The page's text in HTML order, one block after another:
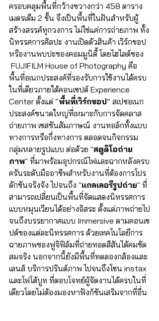
ครอบคลุมพื้นที่กว้างขวางกว่า 458 ตาราง
เมตรเต็ม 2 ชั้น จึงเป็นพื้นที่ในฝันสำหรับผู้
สร้างสรรค์ทุกวงการ ไม่ใช่แค่การถ่ายภาพ ทั้ง
นิทรรศการศิลปะ งานเปิดตัวสินค้า เวิร์กชอป
หรืองานพบปะของคอมมูนิตี้ โดยไฮไลต์ของ
FUJIFILM House of Photography คือ
พื้นที่อเนกประสงค์ที่รองรับการใช้งานได้ครบ
ในที่เดียวภายใต้คอนเซปต์ Experience
Center ตั้งแต่ “พื้นที่เวิร์กชอป” สเปซอเนก
ประสงค์ขนาดใหญ่ที่เหมาะกับการจัดคลาส
ถ่ายภาพ เซสชันสัมภาษณ์ งานทอล์กทั้งแบบ
ทางการหรือกึ่งทางการ ตลอดจนกิจกรรม
กลุ่มหลายรูปแบบ ต่อด้วย "สตูดิโอถ่าย
ภาพ" ที่มาพร้อมอุปกรณ์ไฟและฉากหลังครบ
ครันระดับมืออาชีพสำหรับงานที่ต้องการโปร
ดักชันจริงจัง ไปจนถึง "แกลเลอรีรูปถ่าย" ที่
สามารถเปลี่ยนเป็นพื้นที่จัดแสดงนิทรรศการ
แบบหมุนเวียนได้อย่างอิสระ ตั้งแต่ภาพถ่ายไป
จนถึงบรรยากาศแบบ Immersive ตามคอนเซ
ปต์ของแต่ละนิทรรศการ ด้วยเทคโนโลยีการ
ฉายภาพของฟูจิฟิล์มที่ถ่ายทอดสีสันได้คมชัด
สมจริง นอกจากนี้ยังมีพื้นที่ทดลองกล้องและ
เลนส์ บริการปรินต์ภาพ ไปจนถึงโซน instax
และโฟโต้บูท ที่ตอบโจทย์ผู้จัดงานได้ครบในที่
เดียวโดยไม่ต้องมองหาฟังก์ชันเสริมจากที่อื่น